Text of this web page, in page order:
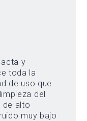
y
toda la
de uso que
del
de alto
muy bajo